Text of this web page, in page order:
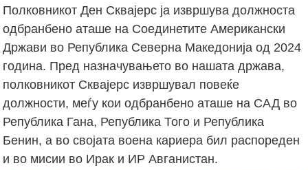
Полковникот Ден Сквајерс ја извршува должноста
одбранбено аташе на Соединетите Американски
Држави во Република Северна Македонија од 2024
година. Пред назначувањето во нашата држава,
полковникот Сквајерс извршувал повеќе
должности, меѓу кои одбранбено аташе на САД во
Република Гана, Република Того и Република
Бенин, а во својата воена кариера бил распореден
и во мисии во Ирак и ИР Авганистан.